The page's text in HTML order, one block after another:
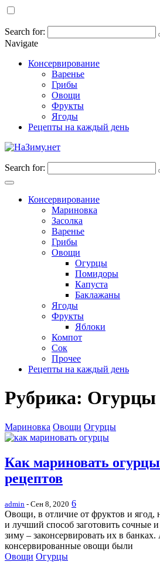
Search for:
Navigate
Консервирование
Варенье
Грибы
Овощи
Фрукты
Ягоды
Рецепты на каждый день
Search for:
Консервирование
Мариновка
Засолка
Варенье
Грибы
Овощи
Огурцы
Помидоры
Капуста
Баклажаны
Ягоды
Фрукты
Яблоки
Компот
Сок
Прочее
Рецепты на каждый день
Рубрика: Огурцы
Мариновка Овощи Огурцы
Как мариновать
рецептов
admin - Сен 8, 2020 6
Овощи, в отличие от фруктов и ягод,
и лучший способ заготовить сочные
зиму – законсервировать их в
консервированные овощи были
Овощи Огурцы